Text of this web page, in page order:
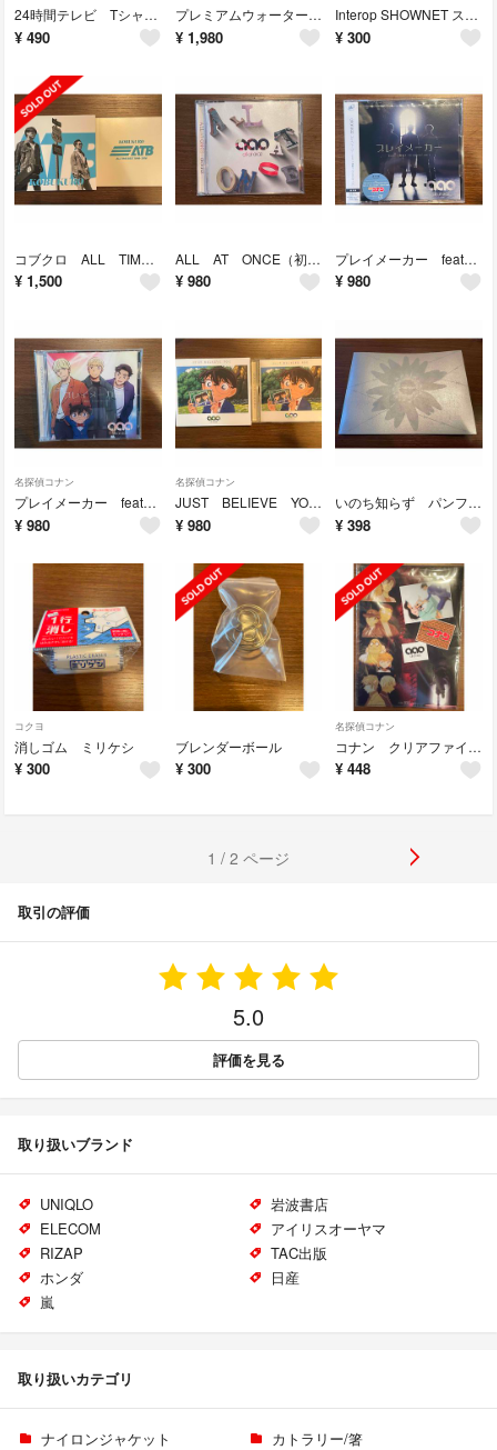
24時間テレビ Tシャツ 大野智 ホワイト 2013
¥ 490
プレミアムウォーター 12L 1箱
¥ 1,980
Interop SHOWNET ステッカー
¥ 300
コブクロ ALL TIME BEST 1998-2018（初回限定盤）
¥ 1,500
ALL AT ONCE（初回限定盤）
¥ 980
プレイメーカー feat．大野雄大（from Da-iCE）
¥ 980
名探偵コナン
プレイメーカー feat．大野雄大（from Da-iCE）初回生産限定盤
¥ 980
名探偵コナン
JUST BELIEVE YOU（初回限定生産盤）
¥ 980
いのち知らず パンフレット
¥ 398
コクヨ
消しゴム ミリケシ
¥ 300
ブレンダーボール
¥ 300
名探偵コナン
コナン クリアファイル all at once
¥ 448
1 / 2 ページ
取引の評価
5.0
評価を見る
取り扱いブランド
UNIQLO
岩波書店
ELECOM
アイリスオーヤマ
RIZAP
TAC出版
ホンダ
日産
嵐
取り扱いカテゴリ
ナイロンジャケット
カトラリー/箸